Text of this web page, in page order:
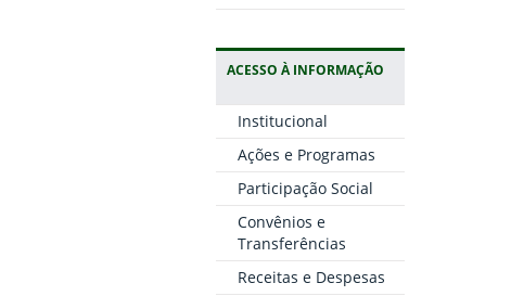
ACESSO À INFORMAÇÃO
Institucional
Ações e Programas
Participação Social
Convênios e
Transferências
Receitas e Despesas